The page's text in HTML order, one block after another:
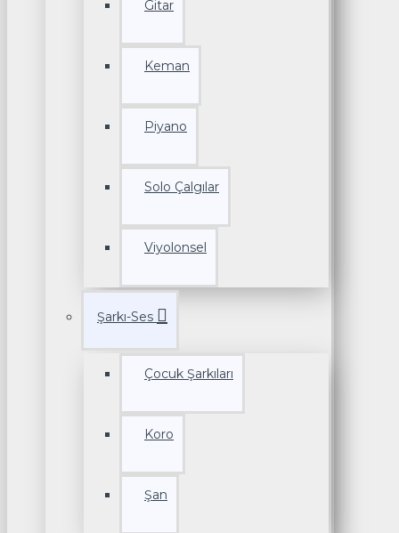
Gitar
Keman
Piyano
Solo Çalgılar
Viyolonsel
Şarkı-Ses
Çocuk Şarkıları
Koro
Şan